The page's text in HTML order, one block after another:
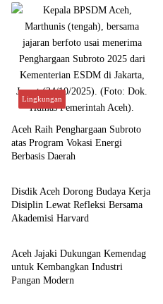
Lingkungan
Aceh Raih Penghargaan Subroto
atas Program Vokasi Energi
Berbasis Daerah
Aceh
Disdik Aceh Dorong Budaya Kerja
Disiplin Lewat Refleksi Bersama
Akademisi Harvard
Aceh
Aceh Jajaki Dukungan Kemendag
untuk Kembangkan Industri
Pangan Modern